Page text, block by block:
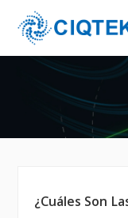
¿Cuáles Son